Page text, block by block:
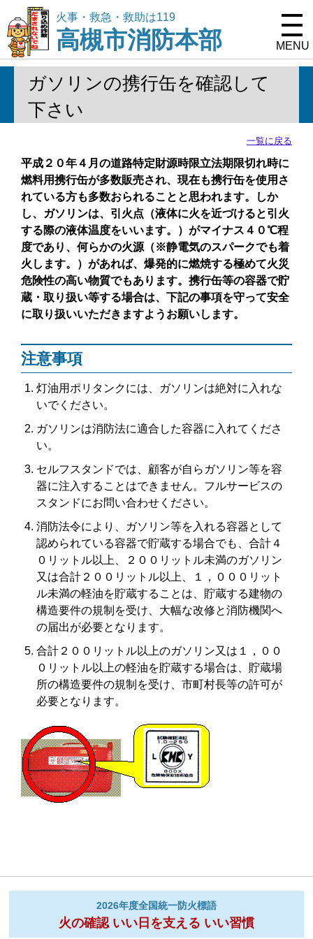
火事・救急・救助は119
高槻市消防本部 MENU
ガソリンの携行缶を確認して
下さい
一覧に戻る
平成２０年４月の道路特定財源時限立法期限切れ時に
燃料用携行缶が多数販売され、現在も携行缶を使用さ
れている方も多数おられることと思われます。しか
し、ガソリンは、引火点（液体に火を近づけると引火
する際の液体温度をいいます。）がマイナス４０℃程
度であり、何らかの火源（※静電気のスパークでも着
火します。）があれば、爆発的に燃焼する極めて火災
危険性の高い物質でもあります。携行缶等の容器で貯
蔵・取り扱い等する場合は、下記の事項を守って安全
に取り扱いいただきますようお願いします。
注意事項
灯油用ポリタンクには、ガソリンは絶対に入れな
いでください。
ガソリンは消防法に適合した容器に入れてくださ
い。
セルフスタンドでは、顧客が自らガソリン等を容
器に注入することはできません。フルサービスの
スタンドにお問い合わせください。
消防法令により、ガソリン等を入れる容器として
認められている容器で貯蔵する場合でも、合計４
０リットル以上、２００リットル未満のガソリン
又は合計２００リットル以上、１，０００リット
ル未満の軽油を貯蔵することは、貯蔵する建物の
構造要件の規制を受け、大幅な改修と消防機関へ
の届出が必要となります。
合計２００リットル以上のガソリン又は１，００
０リットル以上の軽油を貯蔵する場合は、貯蔵場
所の構造要件の規制を受け、市町村長等の許可が
必要となります。
2026年度全国統一防火標語
火の確認 いい日を支える いい習慣